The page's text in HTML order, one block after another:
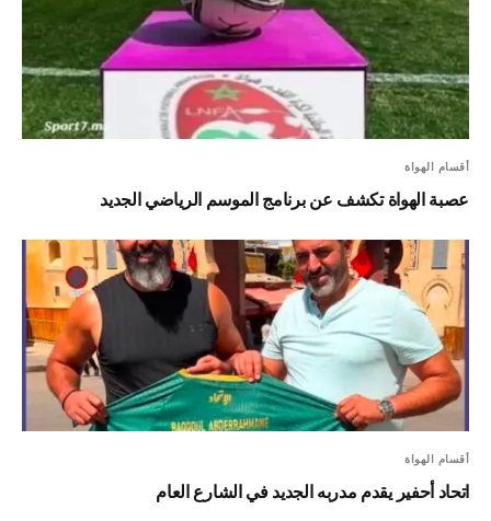
أقسام الهواة
عصبة الهواة تكشف عن برنامج الموسم الرياضي الجديد
أقسام الهواة
اتحاد أحفير يقدم مدربه الجديد في الشارع العام